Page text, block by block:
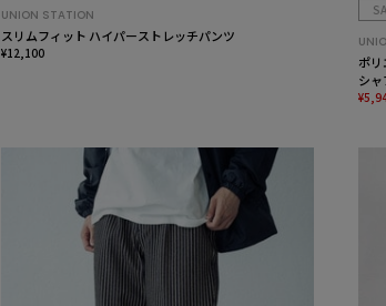
UNION STATION
スリムフィット ハイパーストレッチパンツ
¥12,100
ポ
シャ